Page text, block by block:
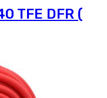
TFE DFR (